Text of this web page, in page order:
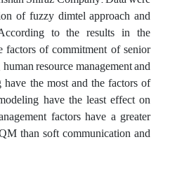
of fuzzy dimtel approach and
to the results in the
factors of commitment of senior
resource management and
the most and the factors of
have the least effect on
factors have a greater
than soft communication and